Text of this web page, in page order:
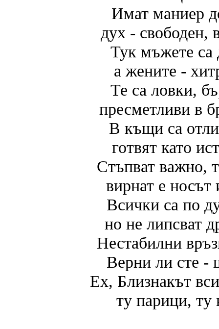
Имат маниер
дух - свободен,
Тук мъжете са
а жените -
Те са ловки,
пресметливи в
В къщи са
готвят като
Стъпват важно,
вирнат е носът
Всички са по
но не липсват
Нестабилни
Верни ли сте -
Ех, Близнакът
ту парици, ту